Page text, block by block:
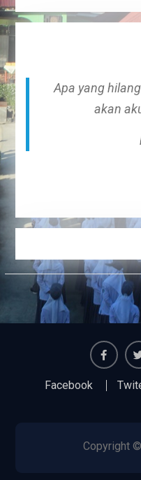
Apa yang
akan
Facebook
Copyright